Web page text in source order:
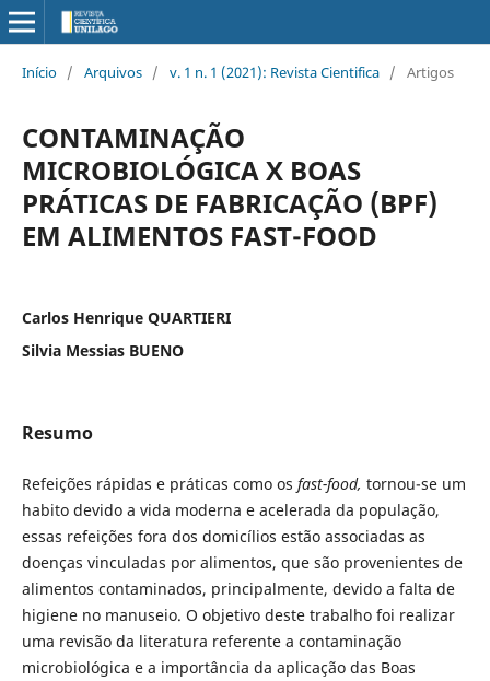
Início / Arquivos / v. 1 n. 1 (2021): Revista Cientifica / Artigos
CONTAMINAÇÃO
MICROBIOLÓGICA X BOAS
PRÁTICAS DE FABRICAÇÃO (BPF)
EM ALIMENTOS FAST-FOOD
Carlos Henrique QUARTIERI
Silvia Messias BUENO
Resumo
Refeições rápidas e práticas como os fast-food, tornou-se um
habito devido a vida moderna e acelerada da população,
essas refeições fora dos domicílios estão associadas as
doenças vinculadas por alimentos, que são provenientes de
alimentos contaminados, principalmente, devido a falta de
higiene no manuseio. O objetivo deste trabalho foi realizar
uma revisão da literatura referente a contaminação
microbiológica e a importância da aplicação das Boas